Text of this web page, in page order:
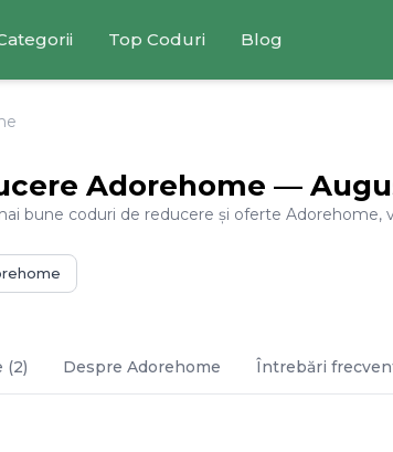
Top Coduri Blog
Adorehome —
bune coduri de reducere și oferte Adorehome,
(2) Despre Adorehome Întrebări